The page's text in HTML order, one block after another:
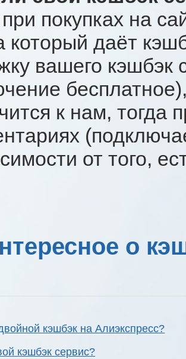
покупках на
который даёт
вашего кэшбэк
к нам, тогда
от того,
о
кэшбэк на Алиэкспресс?
кэшбэк сервис?